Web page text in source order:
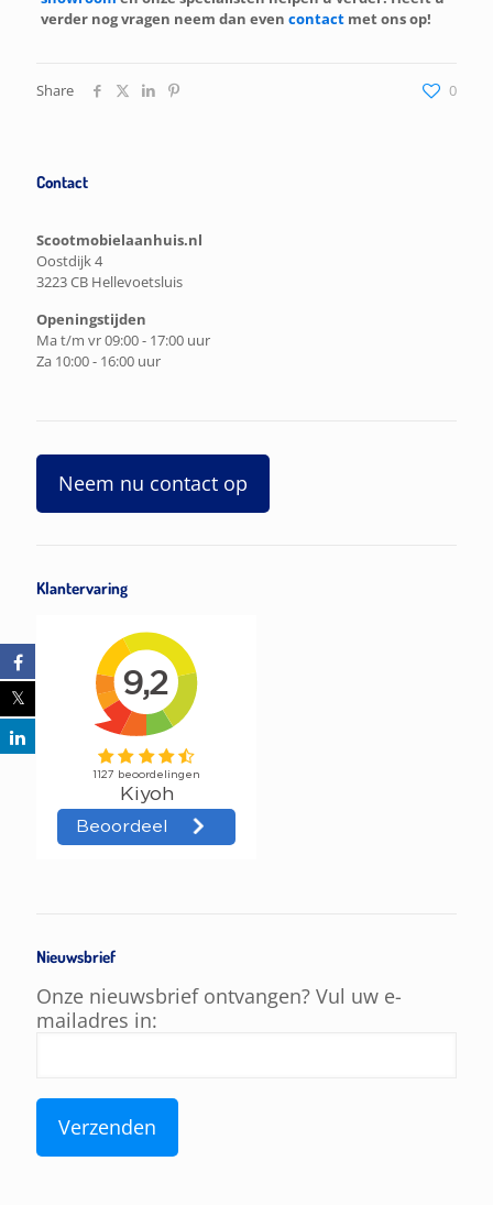
verder nog vragen neem dan even contactmet ons op!
Share 0
Contact
Scootmobielaanhuis.nl
Oostdijk 4
3223 CB Hellevoetsluis
Openingstijden
Ma t/m vr 09:00 - 17:00 uur
Za 10:00 - 16:00 uur
Neem nu contact op
Klantervaring
Nieuwsbrief
Onze nieuwsbrief ontvangen? Vul uw e-
mailadres in: